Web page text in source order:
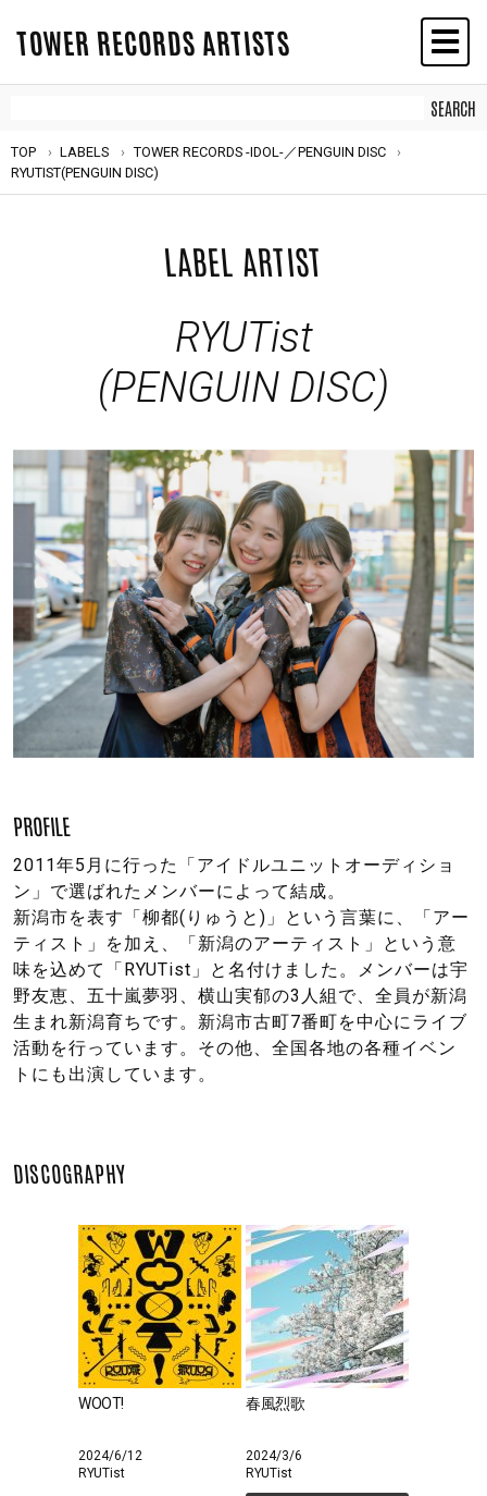
TOWER RECORDS ARTISTS
TOP LABELS
TOWER RECORDS -IDOL-／PENGUIN DISC
RYUTIST(PENGUIN DISC)
LABEL ARTIST
RYUTist
(PENGUIN DISC)
PROFILE
2011年5月に行った「アイドルユニットオーディショ
ン」で選ばれたメンバーによって結成。
新潟市を表す「柳都(りゅうと)」という言葉に、「アー
ティスト」を加え、「新潟のアーティスト」という意
味を込めて「RYUTist」と名付けました。メンバーは宇
野友恵、五十嵐夢羽、横山実郁の3人組で、全員が新潟
生まれ新潟育ちです。新潟市古町7番町を中心にライブ
活動を行っています。その他、全国各地の各種イベン
トにも出演しています。
DISCOGRAPHY
WOOT!
2024/6/12
RYUTist
春風烈歌
2024/3/6
RYUTist